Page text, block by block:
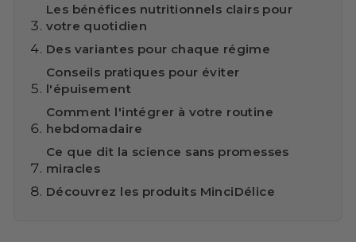
Les bénéfices nutritionnels clairs pour
votre quotidien
Des variantes pour chaque régime
Conseils pratiques pour éviter
l'épuisement
Comment l'intégrer à votre routine
hebdomadaire
Ce que dit la science sans promesses
miracles
Découvrez les produits MinciDélice